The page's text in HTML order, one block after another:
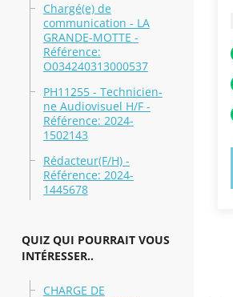
Chargé(e) de
communication - LA
GRANDE-MOTTE -
Référence:
O034240313000537
PH11255 - Technicien-
ne Audiovisuel H/F -
Référence: 2024-
1502143
Rédacteur(F/H) -
Référence: 2024-
1445678
QUIZ QUI POURRAIT VOUS
INTÉRESSER..
CHARGE DE